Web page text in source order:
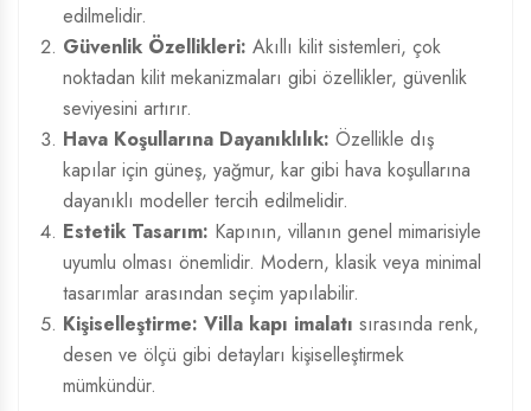
edilmelidir.
Güvenlik Özellikleri: Akıllı kilit sistemleri, çok
noktadan kilit mekanizmaları gibi özellikler, güvenlik
seviyesini artırır.
Hava Koşullarına Dayanıklılık: Özellikle dış
kapılar için güneş, yağmur, kar gibi hava koşullarına
dayanıklı modeller tercih edilmelidir.
Estetik Tasarım: Kapının, villanın genel mimarisiyle
uyumlu olması önemlidir. Modern, klasik veya minimal
tasarımlar arasından seçim yapılabilir.
Kişiselleştirme: Villa kapı imalatı sırasında renk,
desen ve ölçü gibi detayları kişiselleştirmek
mümkündür.